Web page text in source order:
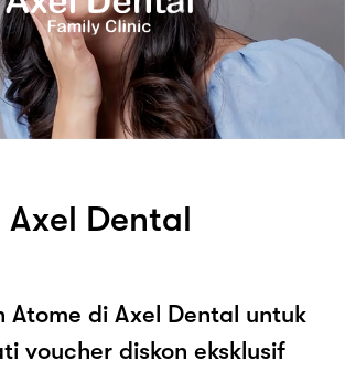
Dental
Atome di Axel Dental untuk
voucher diskon eksklusif